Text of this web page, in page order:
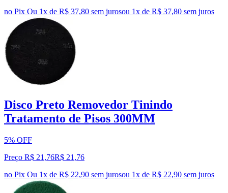
no Pix Ou 1x de R$ 37,80 sem jurosou 1x de R$ 37,80 sem juros
Disco Preto Removedor Tinindo
Tratamento de Pisos 300MM
5% OFF
Preço R$ 21,76R$ 21 ,76
no Pix Ou 1x de R$ 22,90 sem jurosou 1x de R$ 22,90 sem juros